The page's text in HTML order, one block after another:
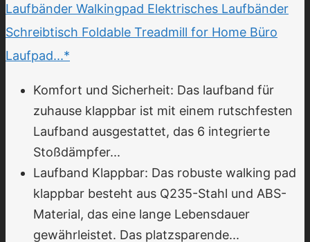
Laufbänder Walkingpad Elektrisches Laufbänder
Schreibtisch Foldable Treadmill for Home Büro
Laufpad...*
Komfort und Sicherheit: Das laufband für
zuhause klappbar ist mit einem rutschfesten
Laufband ausgestattet, das 6 integrierte
Stoßdämpfer...
Laufband Klappbar: Das robuste walking pad
klappbar besteht aus Q235-Stahl und ABS-
Material, das eine lange Lebensdauer
gewährleistet. Das platzsparende...